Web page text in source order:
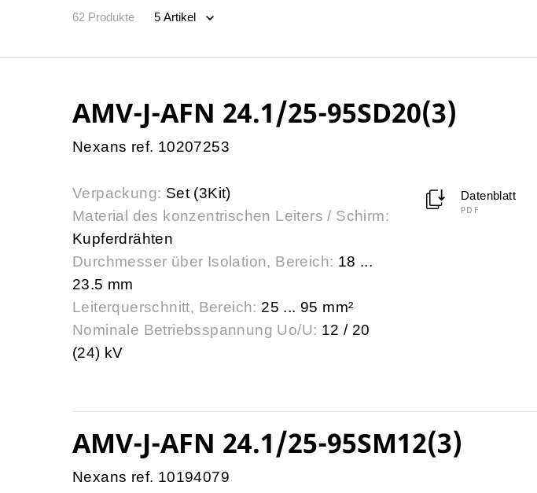
62 Produkte
AMV-J-AFN 24.1/25-95SD20(3)
Nexans ref. 10207253
Verpackung: Set (3Kit)
Material des konzentrischen Leiters / Schirm:
Kupferdrähten
Durchmesser über Isolation, Bereich: 18 ...
23.5 mm
Leiterquerschnitt, Bereich: 25 ... 95 mm²
Nominale Betriebsspannung Uo/U: 12 / 20
(24) kV
Datenblatt
PDF
AMV-J-AFN 24.1/25-95SM12(3)
Nexans ref. 10194079